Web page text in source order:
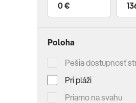
0 €
Poloha
Pešia dostupnosť
Pri pláži
Priamo na svahu